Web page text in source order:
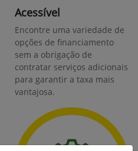
Acessível
Encontre uma variedade de
opções de financiamento
sem a obrigação de
contratar serviços adicionais
para garantir a taxa mais
vantajosa.